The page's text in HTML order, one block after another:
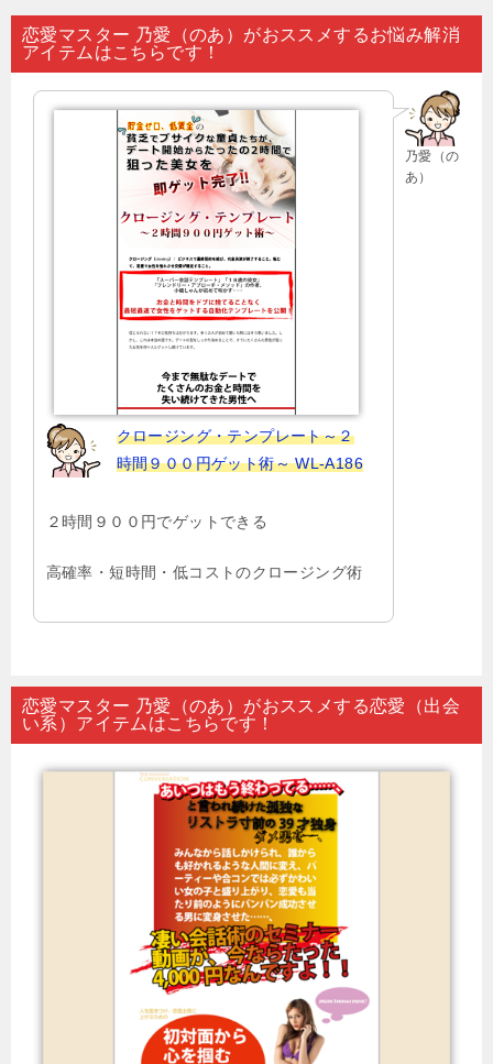
ナ
ビ
恋愛マスター 乃愛（のあ）がおススメするお悩み解消
アイテムはこちらです！
乃愛（の
あ）
クロージング・テンプレート～２
時間９００円ゲット術～ WL-A186
２時間９００円でゲットできる
高確率・短時間・低コストのクロージング術
恋愛マスター 乃愛（のあ）がおススメする恋愛（出会
い系）アイテムはこちらです！